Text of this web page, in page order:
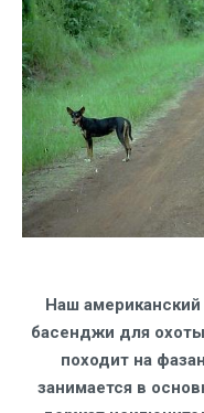
Наш
басенджи для охоты
походит на
занимается в